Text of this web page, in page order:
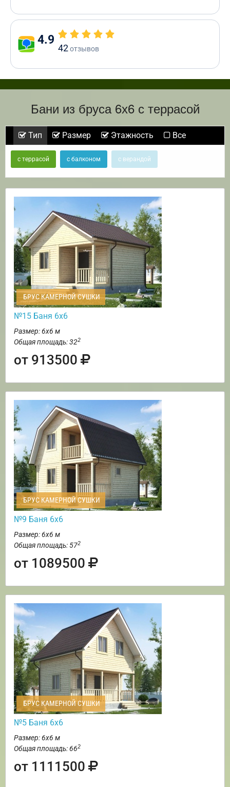
4.9
42отзывов
Бани из бруса 6х6 с террасой
Тип Размер Этажность Все
с террасой с балконом с верандой
БРУС КАМЕРНОЙ СУШКИ
№15 Баня 6х6
Размер: 6х6 м
Общая площадь: 322
от 913500
БРУС КАМЕРНОЙ СУШКИ
№9 Баня 6х6
Размер: 6х6 м
Общая площадь: 572
от 1089500
БРУС КАМЕРНОЙ СУШКИ
№5 Баня 6х6
Размер: 6х6 м
Общая площадь: 662
от 1111500